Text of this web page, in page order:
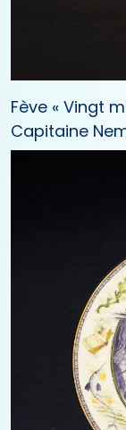
Fève « Vingt
Capitaine